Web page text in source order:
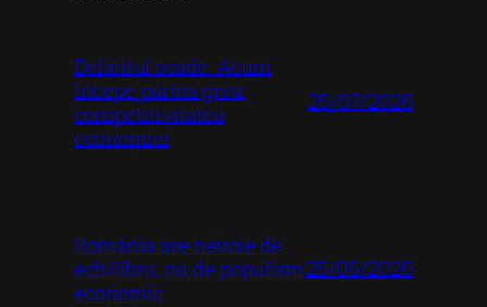
Deficitul scade. Acum
începe partea grea:
competitivitatea
economiei
25/07/2026
România are nevoie de
echilibru, nu de populism
economic
25/06/2026